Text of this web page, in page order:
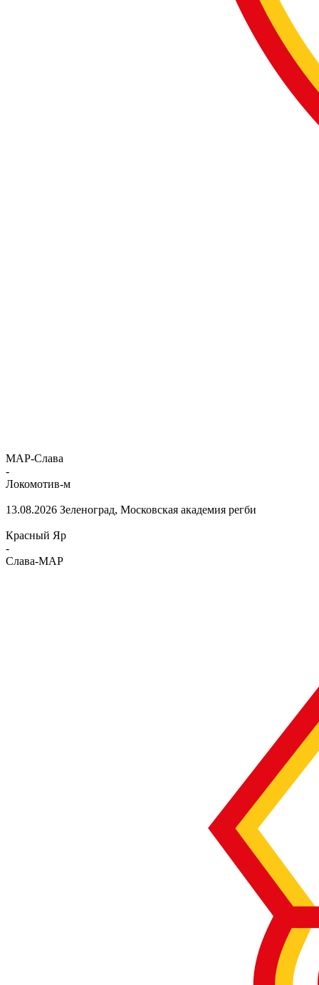
МАР-Слава
-
Локомотив-м
13.08.2026 Зеленоград, Московская академия регби
Красный Яр
-
Слава-МАР